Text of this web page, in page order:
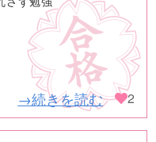
→続きを読む 2